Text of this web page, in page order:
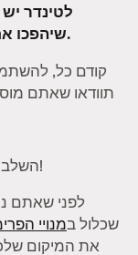
לטינדר
שיהפכו את החוויה שלכם בטינדר לטובה פי אלף.
קודם כל,
תוודאו שאתם
!
לפני שאתם
שכלול במנויי
את המיקום